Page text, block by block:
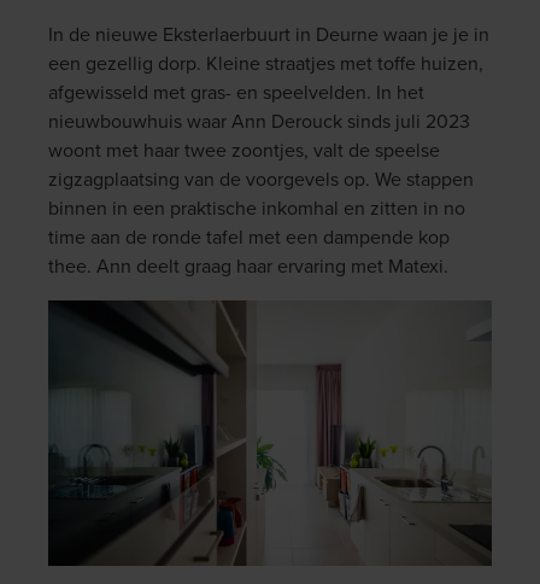
In de nieuwe Eksterlaerbuurt in Deurne waan je je in
een gezellig dorp. Kleine straatjes met toffe huizen,
afgewisseld met gras- en speelvelden. In het
nieuwbouwhuis waar Ann Derouck sinds juli 2023
woont met haar twee zoontjes, valt de speelse
zigzagplaatsing van de voorgevels op. We stappen
binnen in een praktische inkomhal en zitten in no
time aan de ronde tafel met een dampende kop
thee. Ann deelt graag haar ervaring met Matexi.